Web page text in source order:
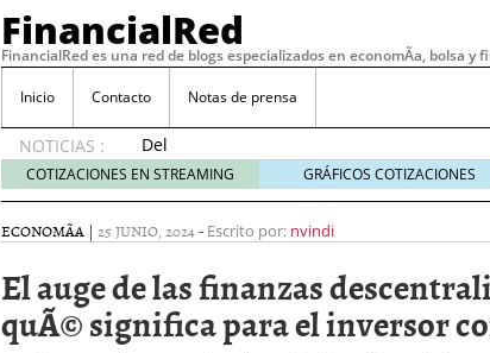
FinancialRed
FinancialRed es una red de blogs especializados en economÃ­a, bolsa y
Inicio Contacto Notas de prensa
NOTICIAS :
Del
depósito
a la
cómo
cambiando
la
gestión
COTIZACIONES EN STREAMING GRÁFICOS COTIZACIONES
ECONOMÃ­A | 25 JUNIO, 2024- Escrito por: nvindi
El auge de las finanzas
quÃ© significa para el inversor